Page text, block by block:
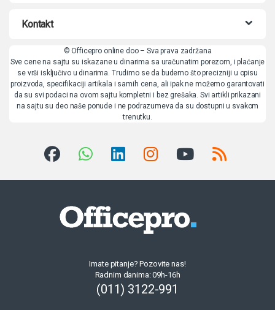
Kontakt
© Officepro online doo – Sva prava zadržana
Sve cene na sajtu su iskazane u dinarima sa uračunatim porezom, i plaćanje
se vrši isključivo u dinarima. Trudimo se da budemo što precizniji u opisu
proizvoda, specifikaciji artikala i samih cena, ali ipak ne možemo garantovati
da su svi podaci na ovom sajtu kompletni i bez grešaka. Svi artikli prikazani
na sajtu su deo naše ponude i ne podrazumeva da su dostupni u svakom
trenutku.
Imate pitanje? Pozovite nas!
Radnim danima: 09h-16h
(011) 3122-991